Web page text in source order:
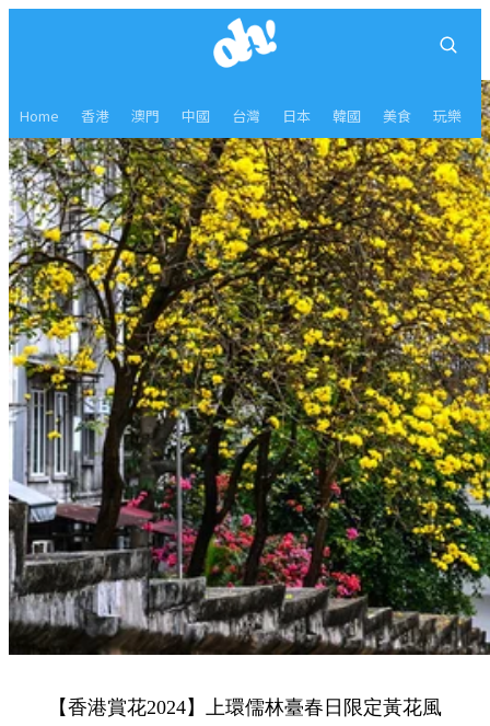
Home 香港 澳門 中國 台灣 日本 韓國 美食 玩樂
【香港賞花2024】上環儒林臺春日限定黃花風